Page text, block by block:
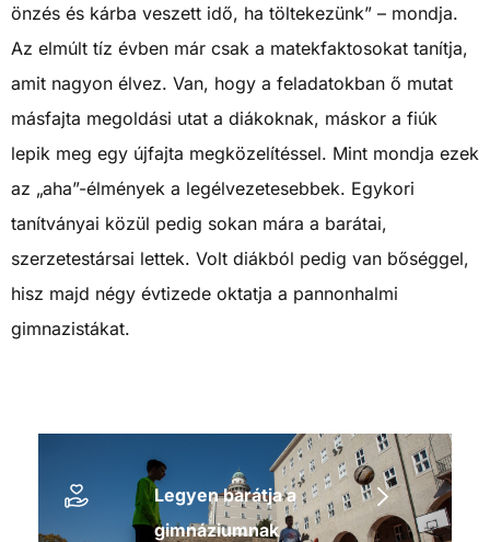
önzés és kárba veszett idő, ha töltekezünk” – mondja.
Az elmúlt tíz évben már csak a matekfaktosokat tanítja,
amit nagyon élvez. Van, hogy a feladatokban ő mutat
másfajta megoldási utat a diákoknak, máskor a fiúk
lepik meg egy újfajta megközelítéssel. Mint mondja ezek
az „aha”-élmények a legélvezetesebbek. Egykori
tanítványai közül pedig sokan mára a barátai,
szerzetestársai lettek. Volt diákból pedig van bőséggel,
hisz majd négy évtizede oktatja a pannonhalmi
gimnazistákat.
Legyen barátja a
gimnáziumnak